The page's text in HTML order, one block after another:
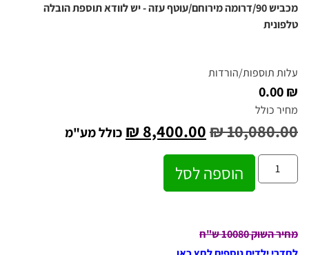
מכביש 90/דרומה מירוחם/עוטף עזה - יש לוודא תוספת הובלה
טלפונית
עלות תוספות/הורדות
₪ 0.00
מחיר כולל
₪10,080.00
₪ 8,400.00 כולל מע"מ
הוספה לסל
מחיר השוק 10080 ש"ח